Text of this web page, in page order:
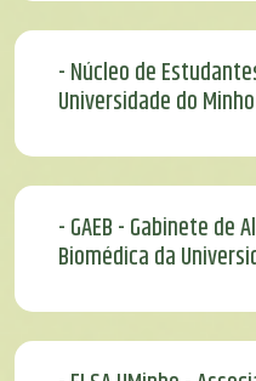
- Núcleo de
Universidade do Minho
- GAEB - Gabinete de
Biomédica da